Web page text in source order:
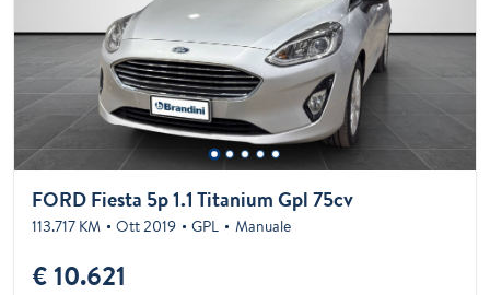
FORD Fiesta 5p 1.1 Titanium Gpl 75cv
113.717 KM Ott 2019 GPL Manuale
€ 10.621